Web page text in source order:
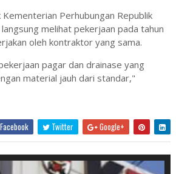
Perhubungan Republik
melihat pekerjaan pada tahun
oleh kontraktor yang sama.
pagar dan drainase yang
material jauh dari standar,"
Facebook Twitter Google+